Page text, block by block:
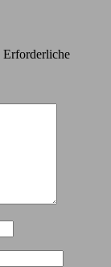
Erforderliche